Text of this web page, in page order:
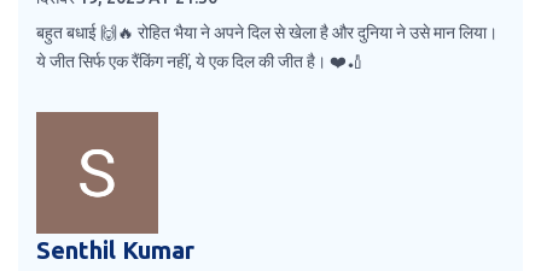
बहुत बधाई 🙌🔥 रोहित भैया ने अपने दिल से खेला है और दुनिया ने उसे मान लिया।
ये जीत सिर्फ एक रैंकिंग नहीं, ये एक दिल की जीत है। ❤️🏏
Senthil Kumar